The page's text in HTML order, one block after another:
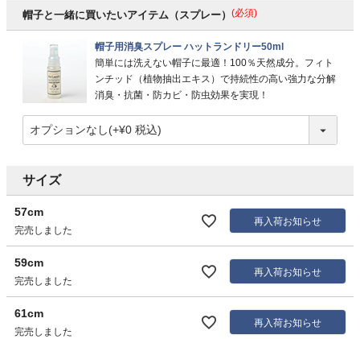
帽子と一緒に買いたいアイテム（スプレー） (必須)
帽子用消臭スプレー ハットランドリー50ml
簡単には洗えない帽子に最適！100％天然成分。フィト
ンチッド（植物抽出エキス）で持続性の高い強力な分解
消臭・抗菌・防カビ・防虫効果を実現！
サイズ
57cm
完売しました
再入荷お知らせ
59cm
完売しました
再入荷お知らせ
61cm
完売しました
再入荷お知らせ